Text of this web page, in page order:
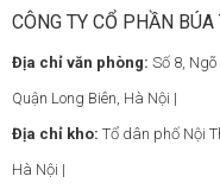
CÔNG TY CỔ PHẦN
Địa chỉ văn phòng: Số 8,
Quận Long Biên, Hà Nội |
Địa chỉ kho: Tổ dân phố Nội
Hà Nội |